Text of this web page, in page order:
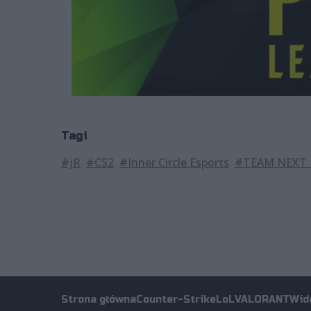
Tagi
#jR #CS2 #Inner Circle Esports #TEAM NEXT
Strona głównaCounter-StrikeLoLVALORANT